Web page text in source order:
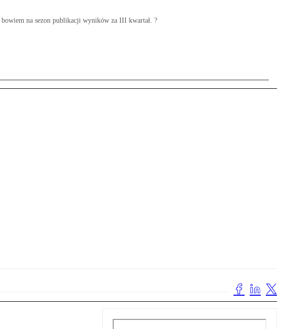
na sezon publikacji wyników za III kwartał. ?